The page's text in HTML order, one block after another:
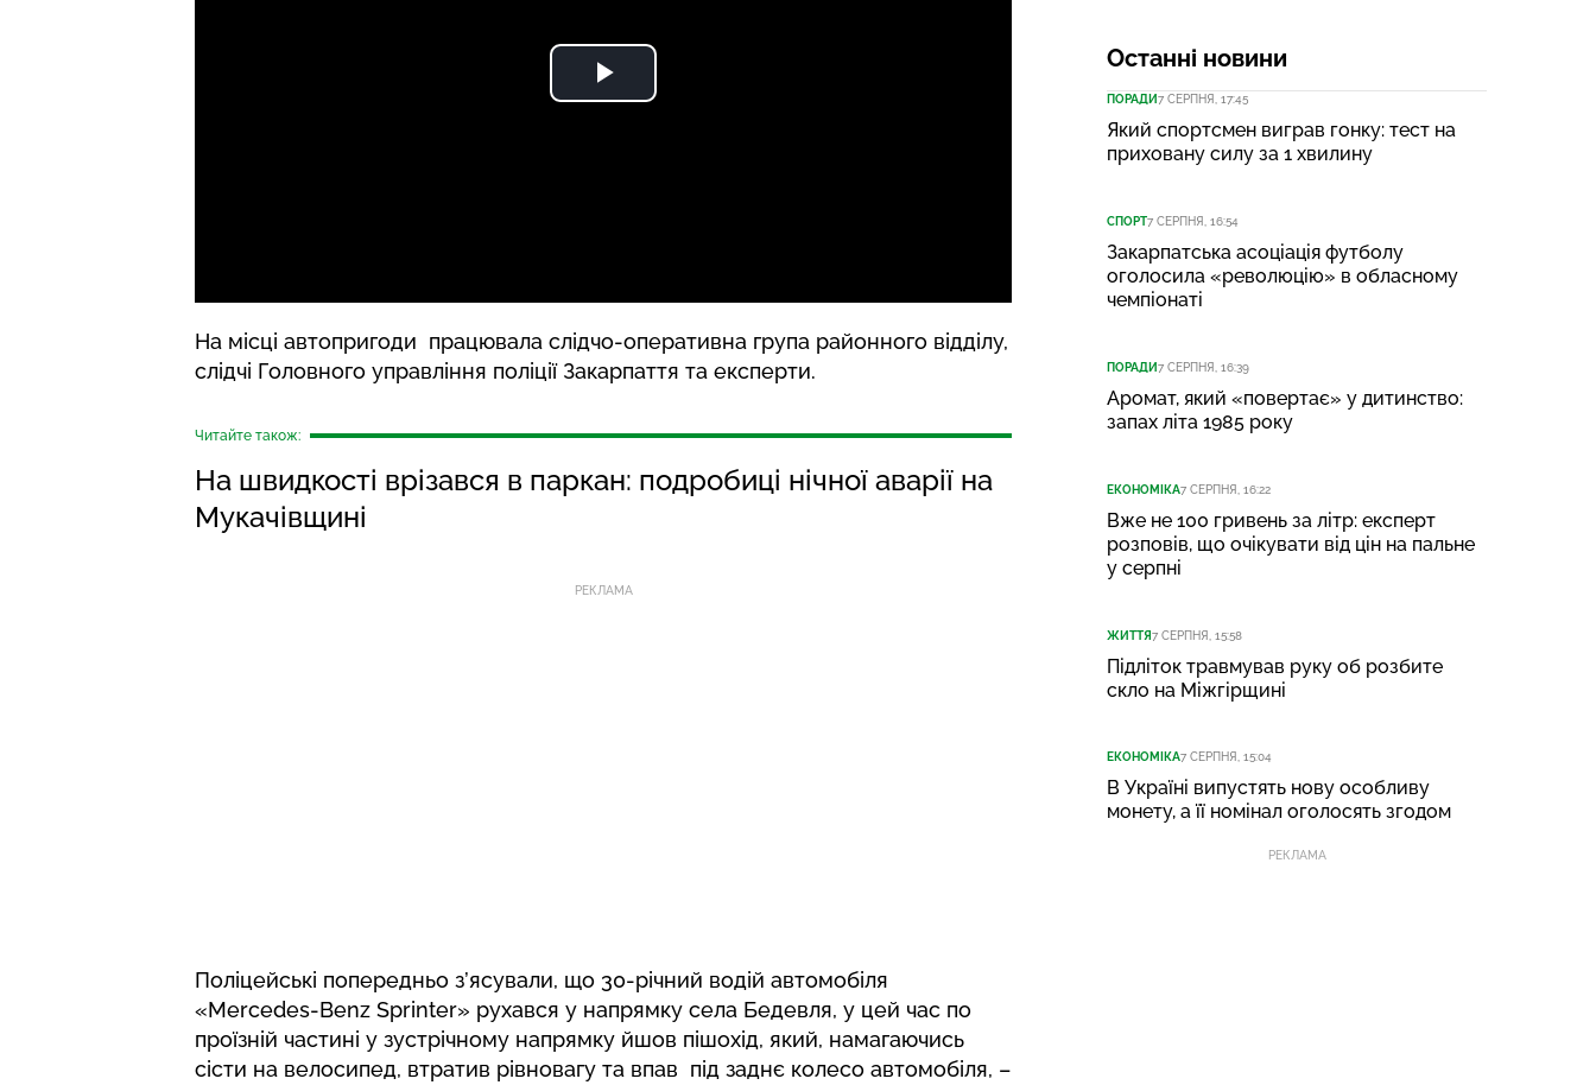
На місці автопригоди працювала слідчо-оперативна група районного відділу,
слідчі Головного управління поліції Закарпаття та експерти.
Читайте також:
На швидкості врізався в паркан: подробиці нічної аварії на
Мукачівщині
РЕКЛАМА
Поліцейські попередньо з’ясували, що 30-річний водій автомобіля
«Mercedes-Benz Sprinter» рухався у напрямку села Бедевля, у цей час по
проїзній частині у зустрічному напрямку йшов пішохід, який, намагаючись
сісти на велосипед, втратив рівновагу та впав під заднє колесо автомобіля, –
Останні новини
ПОРАДИ7 СЕРПНЯ, 17:45
Який спортсмен виграв гонку: тест на
приховану силу за 1 хвилину
СПОРТ7 СЕРПНЯ, 16:54
Закарпатська асоціація футболу
оголосила «революцію» в обласному
чемпіонаті
ПОРАДИ7 СЕРПНЯ, 16:39
Аромат, який «повертає» у дитинство:
запах літа 1985 року
ЕКОНОМІКА7 СЕРПНЯ, 16:22
Вже не 100 гривень за літр: експерт
розповів, що очікувати від цін на пальне
у серпні
ЖИТТЯ7 СЕРПНЯ, 15:58
Підліток травмував руку об розбите
скло на Міжгірщині
ЕКОНОМІКА7 СЕРПНЯ, 15:04
В Україні випустять нову особливу
монету, а її номінал оголосять згодом
РЕКЛАМА